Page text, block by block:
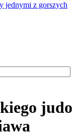
jednymi z gorszych
judo